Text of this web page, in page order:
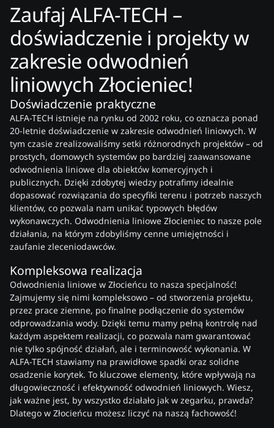
Zaufaj ALFA-TECH –
doświadczenie i projekty w
zakresie odwodnień
liniowych Złocieniec!
Doświadczenie praktyczne
ALFA-TECH istnieje na rynku od 2002 roku, co oznacza ponad
20-letnie doświadczenie w zakresie odwodnień liniowych. W
tym czasie zrealizowaliśmy setki różnorodnych projektów – od
prostych, domowych systemów po bardziej zaawansowane
odwodnienia liniowe dla obiektów komercyjnych i
publicznych. Dzięki zdobytej wiedzy potrafimy idealnie
dopasować rozwiązania do specyfiki terenu i potrzeb naszych
klientów, co pozwala nam unikać typowych błędów
wykonawczych. Odwodnienia liniowe Złocieniec to nasze pole
działania, na którym zdobyliśmy cenne umiejętności i
zaufanie zleceniodawców.
Kompleksowa realizacja
Odwodnienia liniowe w Złocieńcu to nasza specjalność!
Zajmujemy się nimi kompleksowo – od stworzenia projektu,
przez prace ziemne, po finalne podłączenie do systemów
odprowadzania wody. Dzięki temu mamy pełną kontrolę nad
każdym aspektem realizacji, co pozwala nam gwarantować
nie tylko spójność działań, ale i terminowość wykonania. W
ALFA-TECH stawiamy na prawidłowe spadki oraz solidne
osadzenie korytek. To kluczowe elementy, które wpływają na
długowieczność i efektywność odwodnień liniowych. Wiesz,
jak ważne jest, by wszystko działało jak w zegarku, prawda?
Dlatego w Złocieńcu możesz liczyć na naszą fachowość!